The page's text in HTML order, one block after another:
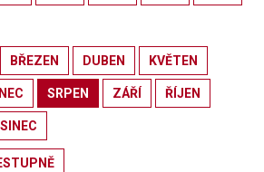
BŘEZEN DUBEN KVĚTEN
SRPEN ZÁŘÍ ŘÍJEN